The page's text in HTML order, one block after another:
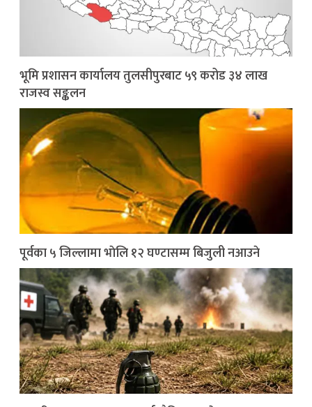
भूमि प्रशासन कार्यालय तुलसीपुरबाट ५९ करोड ३४ लाख
राजस्व सङ्कलन
पूर्वका ५ जिल्लामा भाेलि १२ घण्टासम्म बिजुली नआउने